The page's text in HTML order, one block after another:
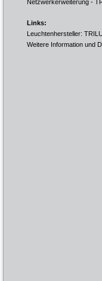
Netzwerkerweiterung -
Links:
Leuchtenhersteller:
Weitere Information und